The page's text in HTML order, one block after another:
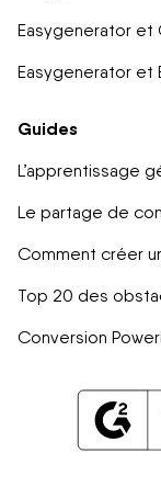
Easygenerator et
Easygenerator et
Guides
L’apprentissage
Le partage de
Comment créer
Top 20 des
Conversion